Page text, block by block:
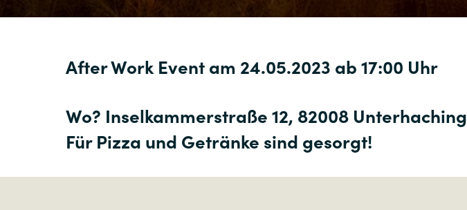
After Work Event am 24.05.2023 ab 17:00 Uhr
Wo? Inselkammerstraße 12, 82008 Unterhaching
Für Pizza und Getränke sind gesorgt!